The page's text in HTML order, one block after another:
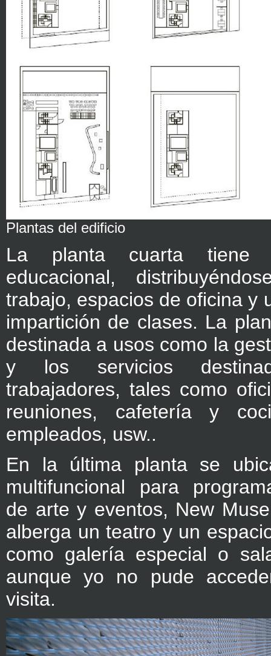
Plantas del edificio
La planta cuarta tiene
educacional,
trabajo, espacios de oficina y
impartición de clases. La
destinada a usos como la
y los servicios
trabajadores, tales como
reuniones, cafetería y
empleados, usw..
En la última planta se
multifuncional para
de arte y eventos, New
alberga un teatro y un
como galería especial o
aunque yo no pude
visita.